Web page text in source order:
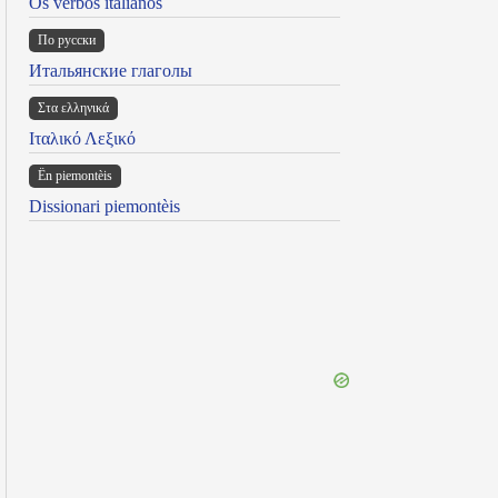
По русски
Итальянские глаголы
Στα ελληνικά
Ιταλικό Λεξικό
Ën piemontèis
Dissionari piemontèis